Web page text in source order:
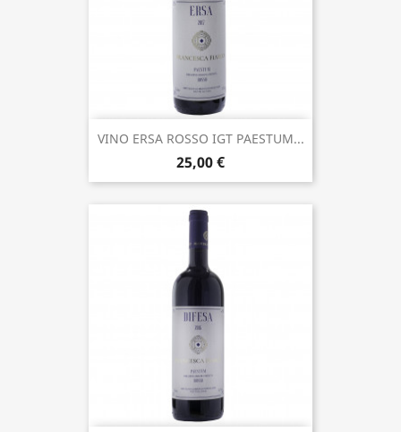
VINO ERSA ROSSO IGT PAESTUM...
25,00 €